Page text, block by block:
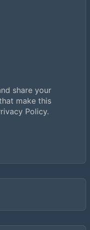
share your
make this
Policy.